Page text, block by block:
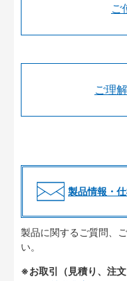
ご
ご理
製品情報・
製品に関するご質問、
い。
※お取引（見積り、注